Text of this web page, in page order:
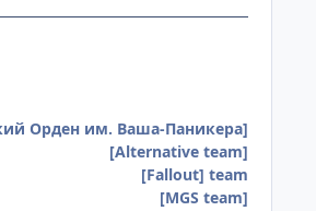
Орден им. Ваша-Паникера]
[Alternative team]
[Fallout] team
[MGS team]